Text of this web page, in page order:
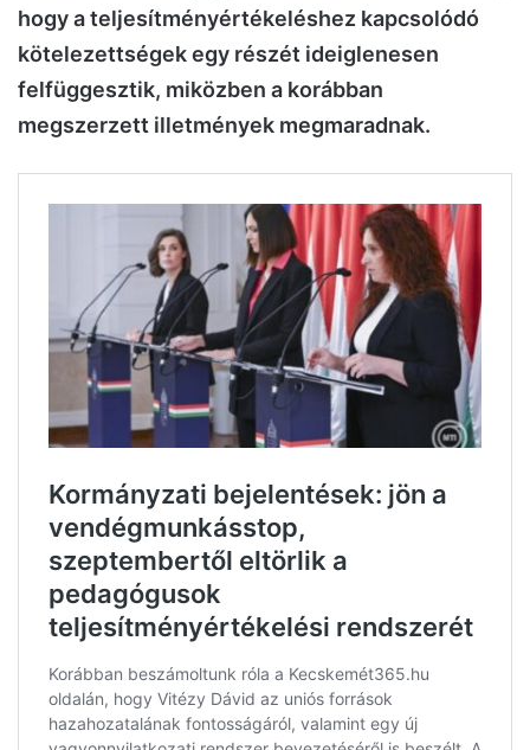
hogy a teljesítményértékeléshez kapcsolódó
kötelezettségek egy részét ideiglenesen
felfüggesztik, miközben a korábban
megszerzett illetmények megmaradnak.